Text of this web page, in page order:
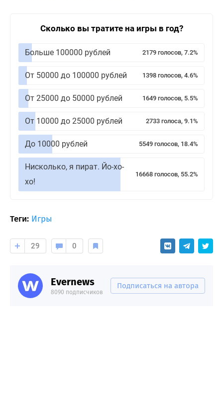
Сколько вы тратите на игры в год?
Больше 100000 рублей 2179 голосов, 7.2%
От 50000 до 100000 рублей 1398 голосов, 4.6%
От 25000 до 50000 рублей 1649 голосов, 5.5%
От 10000 до 25000 рублей 2733 голоса, 9.1%
До 10000 рублей 5549 голосов, 18.4%
Нисколько, я пират. Йо-хо-
хо!
16668 голосов, 55.2%
Теги: Игры
29 0
Evernews
8090 подписчиков
Подписаться на автора